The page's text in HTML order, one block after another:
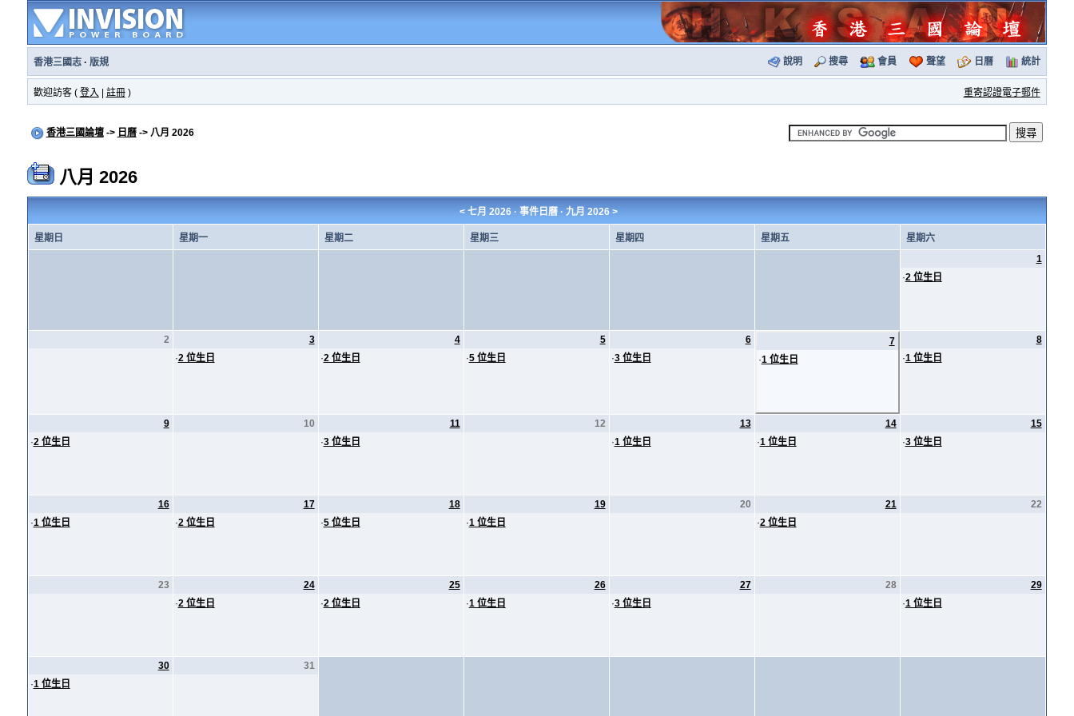
香港三國志· 版規 說明 搜尋 會員 聲望 日曆 統計
歡迎訪客 ( 登入 註冊) 重寄認證電子郵件
香港三國論壇-> 日曆-> 八月 2026
八月 2026
<七月 2026 · 事件日曆 ·九月 2026 >
星期日 星期一 星期二 星期三 星期四 星期五
星期六
1
·2 位生日
2
3
·2 位生日
4
·2 位生日
5
·5 位生日
6
·3 位生日
7
·1 位生日
8
·1 位生日
9
·2 位生日
10
11
·3 位生日
12
13
·1 位生日
14
·1 位生日
15
·3 位生日
16
·1 位生日
17
·2 位生日
18
·5 位生日
19
·1 位生日
20
21
·2 位生日
22
23
24
·2 位生日
25
·2 位生日
26
·1 位生日
27
·3 位生日
28
29
·1 位生日
30
·1 位生日
31